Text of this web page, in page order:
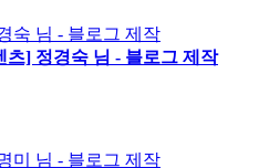
츠] 정경숙 님 - 블로그 제작